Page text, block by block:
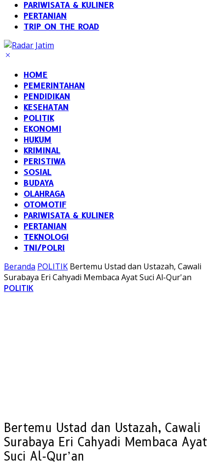
PARIWISATA & KULINER
PERTANIAN
TRIP ON THE ROAD
HOME
PEMERINTAHAN
PENDIDIKAN
KESEHATAN
POLITIK
EKONOMI
HUKUM
KRIMINAL
PERISTIWA
SOSIAL
BUDAYA
OLAHRAGA
OTOMOTIF
PARIWISATA & KULINER
PERTANIAN
TEKNOLOGI
TNI/POLRI
Beranda POLITIK Bertemu Ustad dan Ustazah, Cawali
Surabaya Eri Cahyadi Membaca Ayat Suci Al-Qur'an
POLITIK
Bertemu Ustad dan Ustazah, Cawali
Surabaya Eri Cahyadi Membaca Ayat
Suci Al-Qur’an